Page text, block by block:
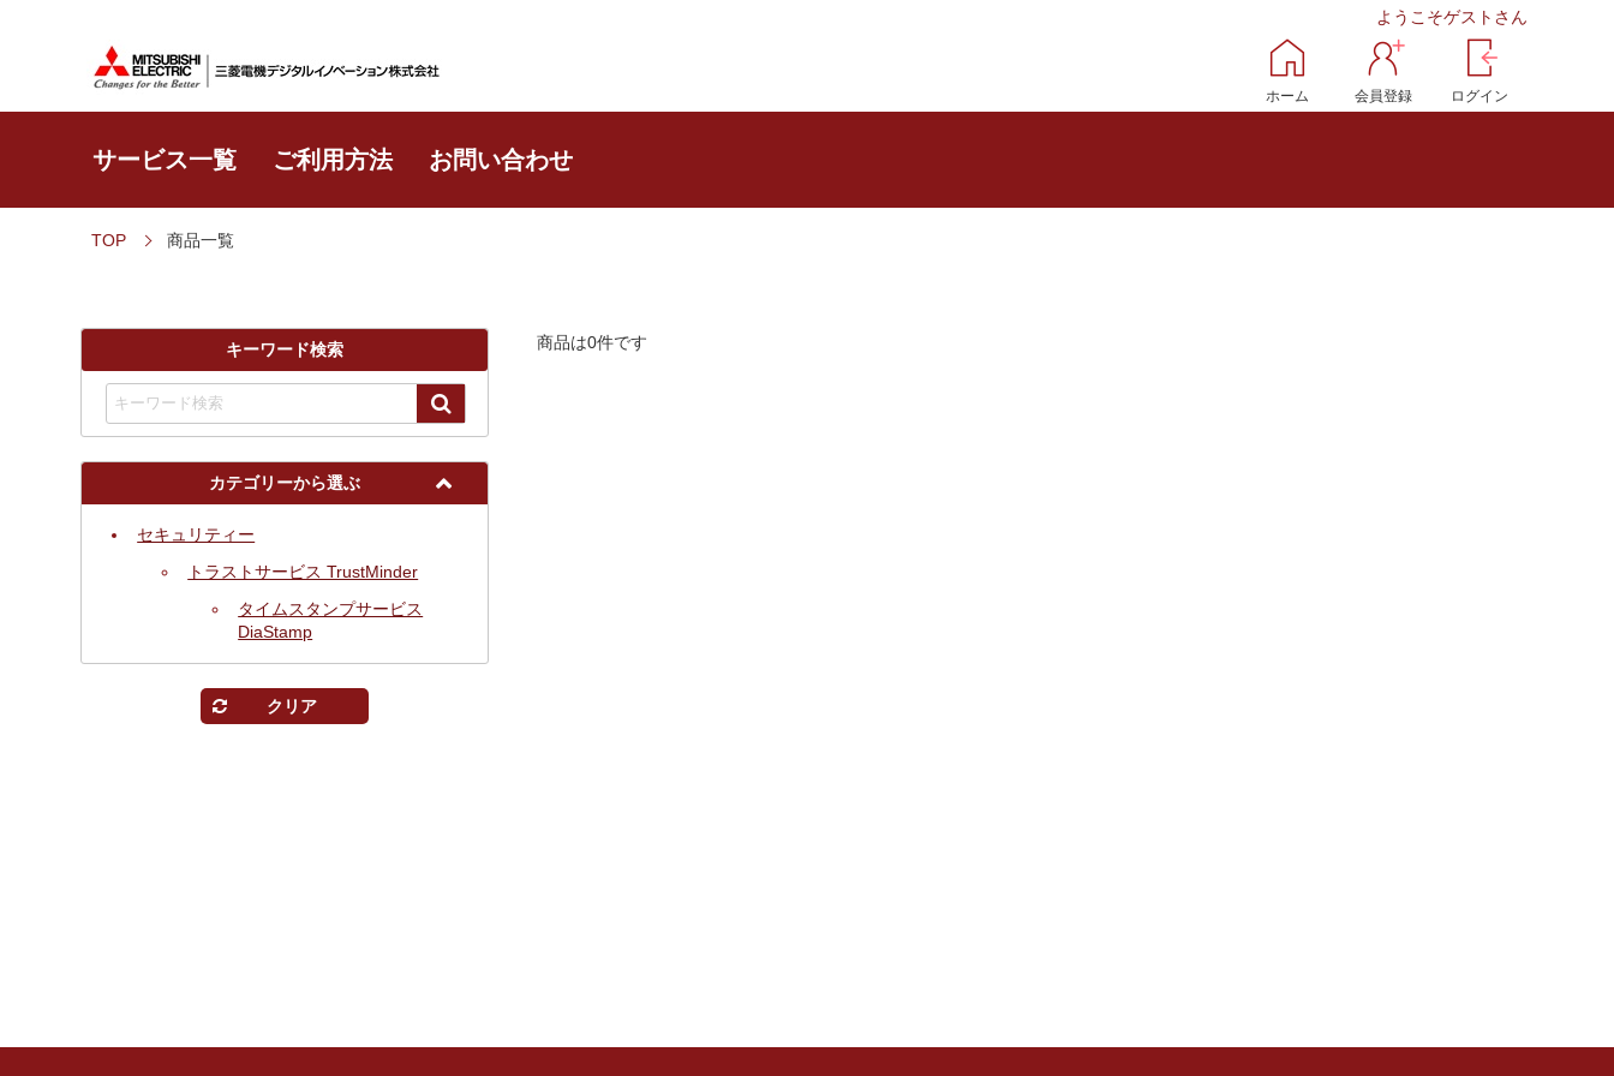
ようこそゲストさん
ホーム 会員登録 ログイン
サービス一覧 ご利用方法 お問い合わせ
TOP 商品一覧
キーワード検索
カテゴリーから選ぶ
セキュリティー
トラストサービス TrustMinder
タイムスタンプサービス
DiaStamp
クリア
商品は0件です